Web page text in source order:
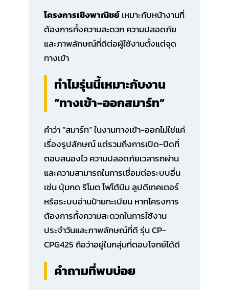
โครงการเชิงพาณิชย์เหมาะกับหน้างานที่
ต้องการทั้งความสะดวก ความปลอดภัย
และภาพลักษณ์ที่ดีต่อผู้ใช้งานตั้งแต่จุด
ทางเข้า
ทำไมรุ่นนี้เหมาะกับงาน
“ทางเข้า-ออกสมาร์ท”
คำว่า “สมาร์ท” ในงานทางเข้า-ออกไม่ใช่แค่
เรื่องรูปลักษณ์ แต่รวมถึงการเปิด-ปิดที่
ตอบสนองไว ความปลอดภัยเวลารถผ่าน
และความสามารถในการเชื่อมต่อระบบอื่น
เช่น ปุ่มกด รีโมต โฟโต้บีม ลูปดีเทคเตอร์
หรือระบบอ่านป้ายทะเบียน หากโครงการ
ต้องการทั้งความสะดวกในการใช้งาน
ประจำวันและภาพลักษณ์ที่ดี รุ่น CP-
CPG425 ถือว่าอยู่ในกลุ่มที่ตอบโจทย์ได้ดี
คำถามที่พบบ่อย